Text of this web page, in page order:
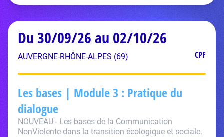
Du 30/09/26 au 02/10/26
AUVERGNE-RHÔNE-ALPES (69) CPF
Les bases | Module 3 : Pratique du
dialogue
NOUVEAU - Les bases de la Communication
NonViolente dans la transition écologique et sociale.